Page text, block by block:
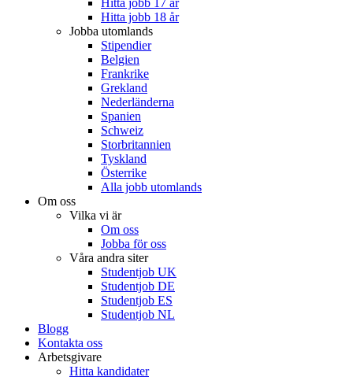
Hitta jobb 17 år
Hitta jobb 18 år
Jobba utomlands
Stipendier
Belgien
Frankrike
Grekland
Nederländerna
Spanien
Schweiz
Storbritannien
Tyskland
Österrike
Alla jobb utomlands
Om oss
Vilka vi är
Om oss
Jobba för oss
Våra andra siter
Studentjob UK
Studentjob DE
Studentjob ES
Studentjob NL
Blogg
Kontakta oss
Arbetsgivare
Hitta kandidater